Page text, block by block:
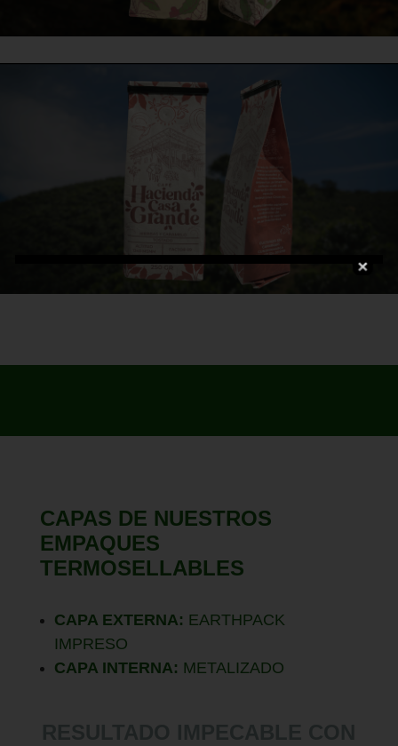
CAPAS DE NUESTROS
EMPAQUES
TERMOSELLABLES
CAPA EXTERNA: EARTHPACK
IMPRESO
CAPA INTERNA: METALIZADO